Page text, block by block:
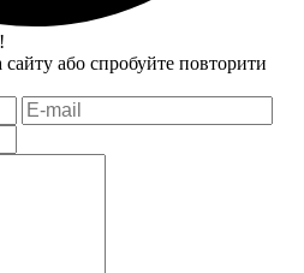
сайту або спробуйте повторити